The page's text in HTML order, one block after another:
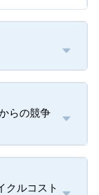
らの競争
クルコスト